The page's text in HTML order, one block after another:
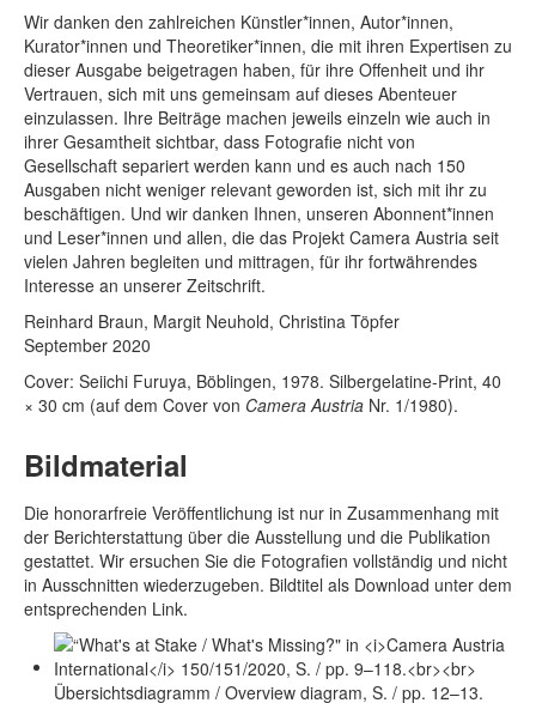
Wir danken den zahlreichen Künstler*innen, Autor*innen,
Kurator*innen und Theoretiker*innen, die mit ihren Expertisen zu
dieser Ausgabe beigetragen haben, für ihre Offenheit und ihr
Vertrauen, sich mit uns gemeinsam auf dieses Abenteuer
einzulassen. Ihre Beiträge machen jeweils einzeln wie auch in
ihrer Gesamtheit sichtbar, dass Fotografie nicht von
Gesellschaft separiert werden kann und es auch nach 150
Ausgaben nicht weniger relevant geworden ist, sich mit ihr zu
beschäftigen. Und wir danken Ihnen, unseren Abonnent*innen
und Leser*innen und allen, die das Projekt Camera Austria seit
vielen Jahren begleiten und mittragen, für ihr fortwährendes
Interesse an unserer Zeitschrift.
Reinhard Braun, Margit Neuhold, Christina Töpfer
September 2020
Cover: Seiichi Furuya, Böblingen, 1978. Silbergelatine-Print, 40
× 30 cm (auf dem Cover von Camera Austria Nr. 1/1980).
Bildmaterial
Die honorarfreie Veröffentlichung ist nur in Zusammenhang mit
der Berichterstattung über die Ausstellung und die Publikation
gestattet. Wir ersuchen Sie die Fotografien vollständig und nicht
in Ausschnitten wiederzugeben. Bildtitel als Download unter dem
entsprechenden Link.